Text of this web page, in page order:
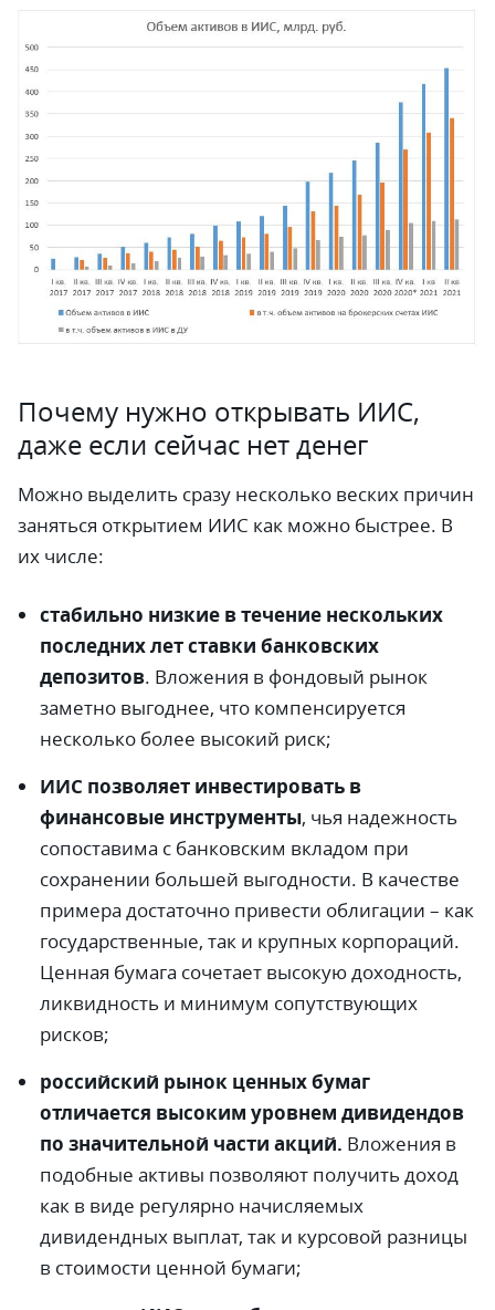
Почему нужно открывать ИИС,
даже если сейчас нет денег
Можно выделить сразу несколько веских причин
заняться открытием ИИС как можно быстрее. В
их числе:
стабильно низкие в течение нескольких
последних лет ставки банковских
депозитов. Вложения в фондовый рынок
заметно выгоднее, что компенсируется
несколько более высокий риск;
ИИС позволяет инвестировать в
финансовые инструменты, чья надежность
сопоставима с банковским вкладом при
сохранении большей выгодности. В качестве
примера достаточно привести облигации – как
государственные, так и крупных корпораций.
Ценная бумага сочетает высокую доходность,
ликвидность и минимум сопутствующих
рисков;
российский рынок ценных бумаг
отличается высоким уровнем дивидендов
по значительной части акций. Вложения в
подобные активы позволяют получить доход
как в виде регулярно начисляемых
дивидендных выплат, так и курсовой разницы
в стоимости ценной бумаги;